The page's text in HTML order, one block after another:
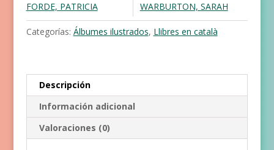
FORDE, PATRICIA
WARBURTON, SARAH
Categorías: Álbumes ilustrados, Llibres en català
Descripción
Información adicional
Valoraciones (0)